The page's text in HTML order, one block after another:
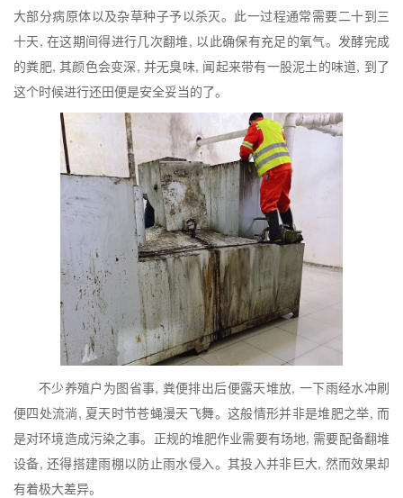
大部分病原体以及杂草种子予以杀灭。此一过程通常需要二十到三
十天, 在这期间得进行几次翻堆, 以此确保有充足的氧气。发酵完成
的粪肥, 其颜色会变深, 并无臭味, 闻起来带有一股泥土的味道, 到了
这个时候进行还田便是安全妥当的了。
不少养殖户为图省事, 粪便排出后便露天堆放, 一下雨经水冲刷
便四处流淌, 夏天时节苍蝇漫天飞舞。这般情形并非是堆肥之举, 而
是对环境造成污染之事。正规的堆肥作业需要有场地, 需要配备翻堆
设备, 还得搭建雨棚以防止雨水侵入。其投入并非巨大, 然而效果却
有着极大差异。